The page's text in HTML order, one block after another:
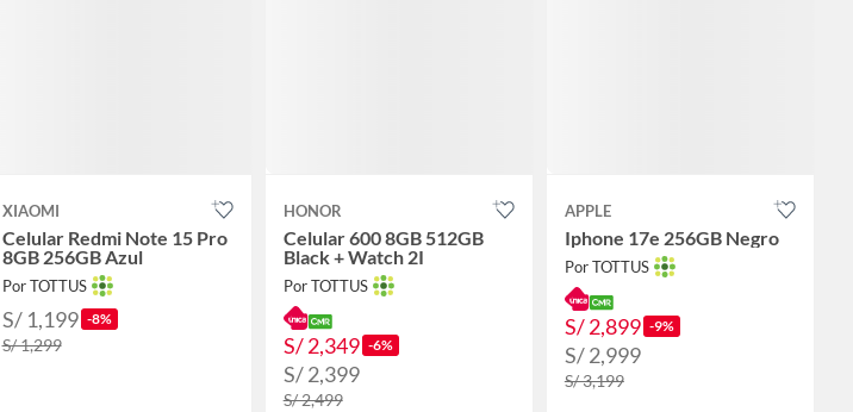
XIAOMI
Celular Redmi Note 15 Pro
8GB 256GB Azul
Por TOTTUS
S/ 1,199 -8%
S/ 1,299
HONOR
Celular 600 8GB 512GB
Black + Watch 2I
Por TOTTUS
S/ 2,349 -6%
S/ 2,399
S/ 2,499
APPLE
Iphone 17e 256GB Negro
Por TOTTUS
S/ 2,899 -9%
S/ 2,999
S/ 3,199